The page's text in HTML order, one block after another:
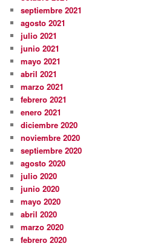
septiembre 2021
agosto 2021
julio 2021
junio 2021
mayo 2021
abril 2021
marzo 2021
febrero 2021
enero 2021
diciembre 2020
noviembre 2020
septiembre 2020
agosto 2020
julio 2020
junio 2020
mayo 2020
abril 2020
marzo 2020
febrero 2020